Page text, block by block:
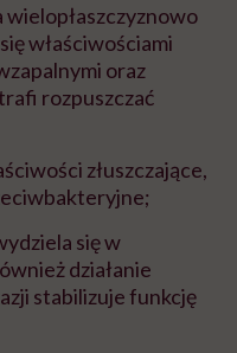
wielopłaszczyznowo
właściwościami
oraz
rozpuszczać
złuszczające,
się w
działanie
stabilizuje funkcję